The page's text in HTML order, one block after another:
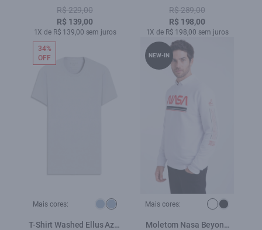
Gothic Blush
R$ 229,00
R$ 139,00
1X de R$ 139,00 sem juros
Preto
R$ 289,00
R$ 198,00
1X de R$ 198,00 sem juros
Mais cores:
T-Shirt Washed Ellus Azul
34%
OFF
Mais cores:
Moletom Nasa Beyond
NEW-IN